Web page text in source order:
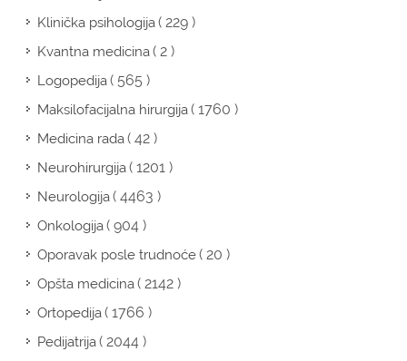
Klinička psihologija( 229 )
Kvantna medicina( 2 )
Logopedija( 565 )
Maksilofacijalna hirurgija( 1760 )
Medicina rada( 42 )
Neurohirurgija( 1201 )
Neurologija( 4463 )
Onkologija( 904 )
Oporavak posle trudnoće( 20 )
Opšta medicina( 2142 )
Ortopedija( 1766 )
Pedijatrija( 2044 )